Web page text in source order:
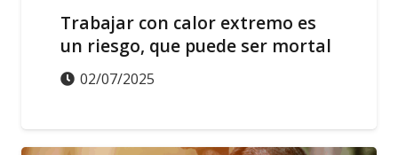
Trabajar con calor extremo es
un riesgo, que puede ser mortal
02/07/2025